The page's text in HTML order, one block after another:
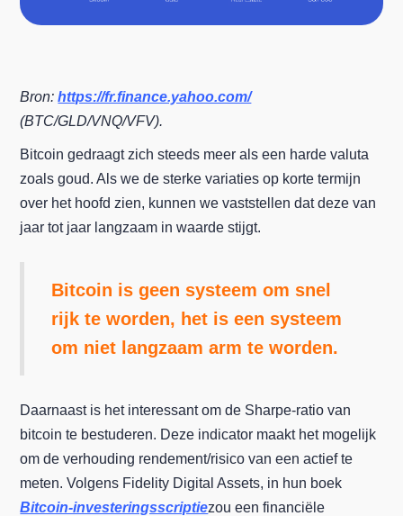
Bron:https://fr.finance.yahoo.com/
(BTC/GLD/VNQ/VFV).
Bitcoin gedraagt zich steeds meer als een harde valuta
zoals goud. Als we de sterke variaties op korte termijn
over het hoofd zien, kunnen we vaststellen dat deze van
jaar tot jaar langzaam in waarde stijgt.
Bitcoin is geen systeem om snel
rijk te worden, het is een systeem
om niet langzaam arm te worden.
Daarnaast is het interessant om de Sharpe-ratio van
bitcoin te bestuderen. Deze indicator maakt het mogelijk
om de verhouding rendement/risico van een actief te
meten. Volgens Fidelity Digital Assets, in hun boek
Bitcoin-investeringsscriptiezou een financiële